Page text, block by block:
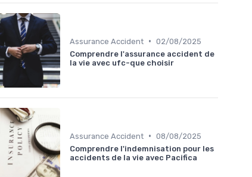
Assurance Accident • 02/08/2025
Comprendre l'assurance accident de
la vie avec ufc-que choisir
Assurance Accident • 08/08/2025
Comprendre l'indemnisation pour les
accidents de la vie avec Pacifica